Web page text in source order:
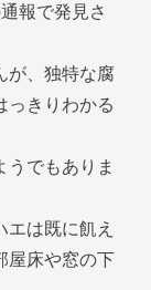
報で発見さ
が、独特な腐
っきりわかる
うでもありま
は既に飢え
屋床や窓の下